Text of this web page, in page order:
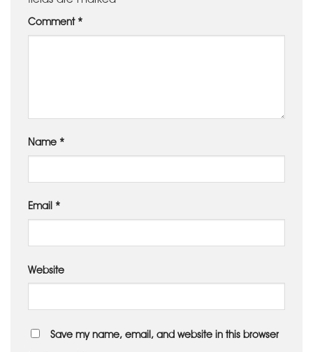
Comment *
Name *
Email *
Website
Save my name, email, and website in this browser